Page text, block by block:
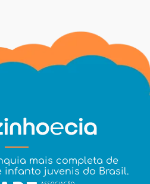
mais completa de
juvenis do Brasil.